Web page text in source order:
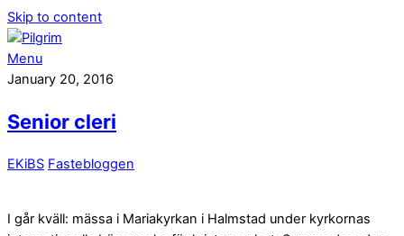
Skip to content
Menu
January 20, 2016
Senior cleri
EKiBS Fastebloggen
I går kväll: mässa i Mariakyrkan i Halmstad under kyrkornas